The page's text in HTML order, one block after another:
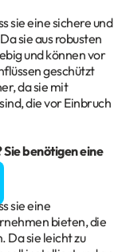
sie eine sichere und
sie aus robusten
und können vor
geschützt
da sie mit
die vor Einbruch
Sie benötigen eine
sie eine
bieten, die
Da sie leicht zu